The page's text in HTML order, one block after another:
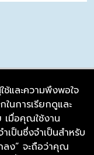
ช้และความพึงพอใจ
นการเรียกดูและ
เมื่อคุณใช้งาน
ป็นซึ่งจำเป็นสำหรับ
ลง” จะถือว่าคุณ